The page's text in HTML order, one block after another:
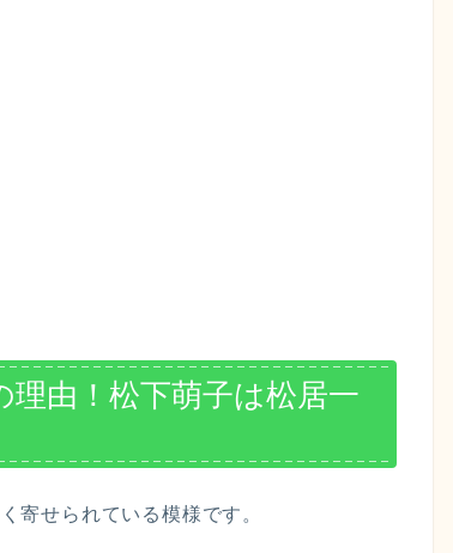
由！松下萌子は松居一
寄せられている模様です。